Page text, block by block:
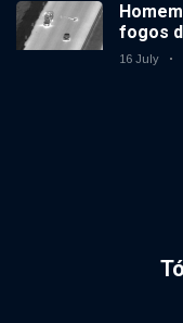
fogos
16 July